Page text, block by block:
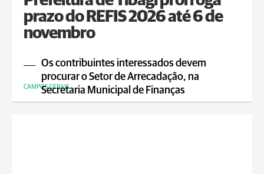
prazo do REFIS 2026 até 6 de
novembro
Os contribuintes interessados devem
procurar o Setor de Arrecadação, na
Secretaria Municipal de Finanças
CAMPOS GERAIS